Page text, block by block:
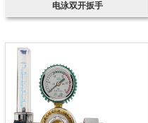
电泳双开扳手